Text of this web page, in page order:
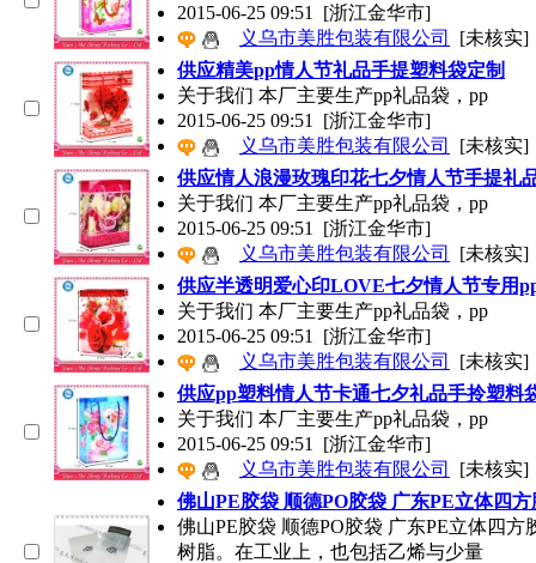
2015-06-25 09:51 [浙江金华市]
义乌市美胜包装有限公司
[未核实]
供应精美pp情人节礼品手提塑料袋定制
关于我们 本厂主要生产pp礼品袋，pp
2015-06-25 09:51 [浙江金华市]
义乌市美胜包装有限公司
[未核实]
供应情人浪漫玫瑰印花七夕情人节手提礼
关于我们 本厂主要生产pp礼品袋，pp
2015-06-25 09:51 [浙江金华市]
义乌市美胜包装有限公司
[未核实]
供应半透明爱心印LOVE七夕情人节专用
关于我们 本厂主要生产pp礼品袋，pp
2015-06-25 09:51 [浙江金华市]
义乌市美胜包装有限公司
[未核实]
供应pp塑料情人节卡通七夕礼品手拎塑料
关于我们 本厂主要生产pp礼品袋，pp
2015-06-25 09:51 [浙江金华市]
义乌市美胜包装有限公司
[未核实]
佛山PE胶袋 顺德PO胶袋 广东PE立体四方
佛山PE胶袋 顺德PO胶袋 广东PE立体四
树脂。在工业上，也包括乙烯与少量